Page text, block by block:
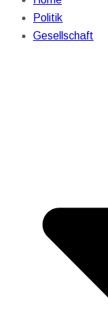
Politik
Gesellschaft